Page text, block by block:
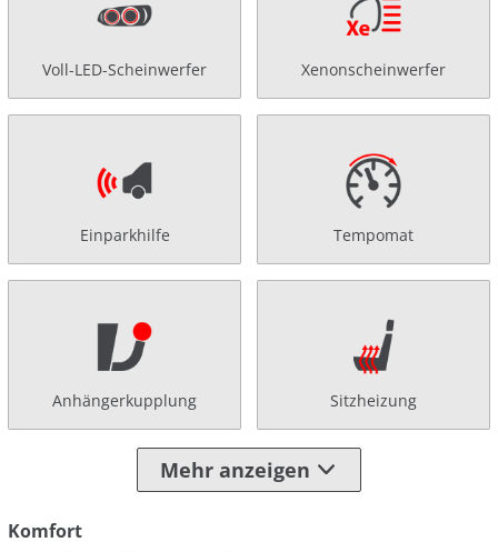
Voll-LED-Scheinwerfer Xenonscheinwerfer
Einparkhilfe Tempomat
Anhängerkupplung Sitzheizung
Mehr anzeigen
Komfort